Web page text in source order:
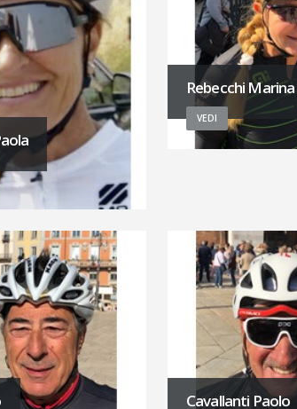
Rebecchi Marina
VEDI
Cavallanti Paolo